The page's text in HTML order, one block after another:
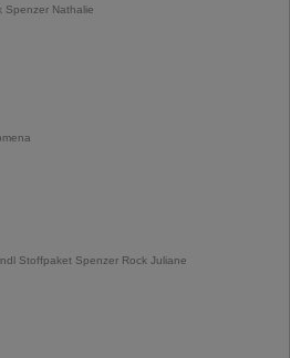
Spenzer Nathalie
Stoffpaket Spenzer Rock Juliane